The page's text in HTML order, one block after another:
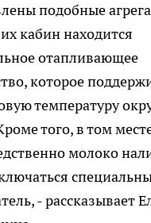
подобные
кабин находится
отапливающее
которое
температуру
того, в том
молоко
- рассказывает